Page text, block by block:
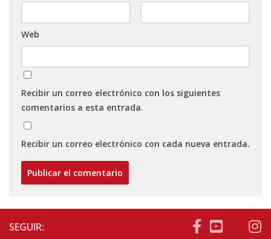
Web
Recibir un correo electrónico con los siguientes
comentarios a esta entrada.
Recibir un correo electrónico con cada nueva entrada.
SEGUIR: